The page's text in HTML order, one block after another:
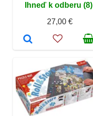
Ihneď k odberu (8)
27,00 €